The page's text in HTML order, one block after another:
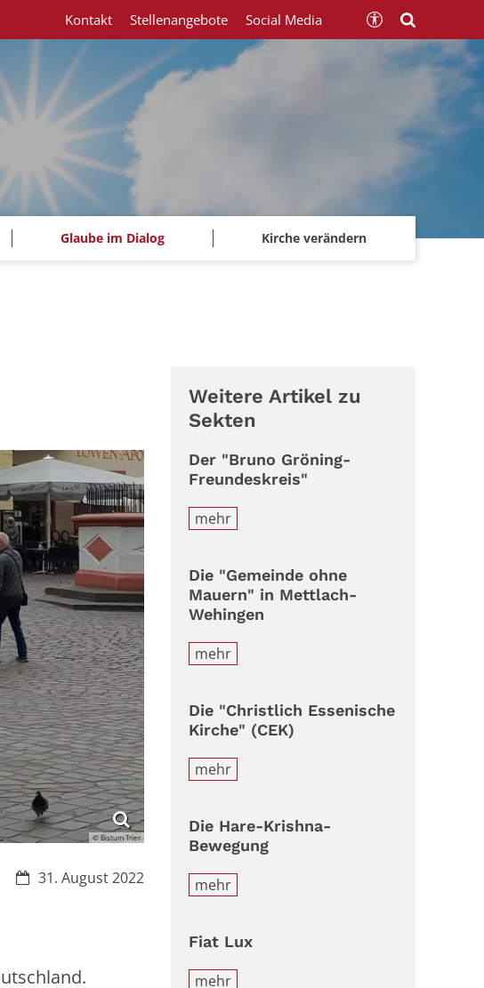
Glaube im Dialog Kirche verändern
Kontakt Stellenangebote Social Media
© Bistum Trier
Datum:
31. August 2022
Weitere Artikel zu
Sekten
Der "Bruno Gröning-
Freundeskreis"
mehr
Die "Gemeinde ohne
Mauern" in Mettlach-
Wehingen
mehr
Die "Christlich Essenische
Kirche" (CEK)
mehr
Die Hare-Krishna-
Bewegung
mehr
Fiat Lux
mehr